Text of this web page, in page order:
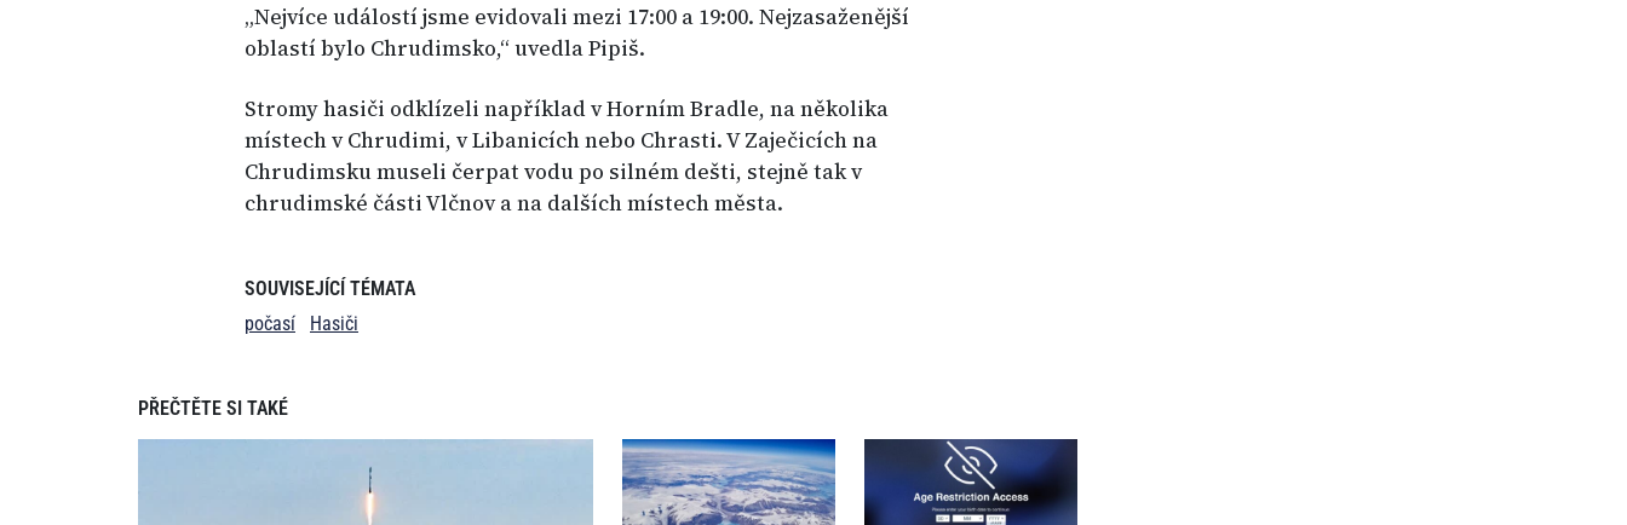
„Nejvíce událostí jsme evidovali mezi 17:00 a 19:00. Nejzasaženější
oblastí bylo Chrudimsko,“ uvedla Pipiš.
Stromy hasiči odklízeli například v Horním Bradle, na několika
místech v Chrudimi, v Libanicích nebo Chrasti. V Zaječicích na
Chrudimsku museli čerpat vodu po silném dešti, stejně tak v
chrudimské části Vlčnov a na dalších místech města.
SOUVISEJÍCÍ TÉMATA
počasí
Hasiči
PŘEČTĚTE SI TAKÉ